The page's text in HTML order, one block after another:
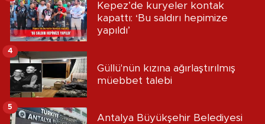
Kepez’de kuryeler kontak
kapattı: ‘Bu saldırı hepimize
yapıldı’
Güllü'nün kızına ağırlaştırılmış
müebbet talebi
4
Antalya Büyükşehir Belediyesi
5